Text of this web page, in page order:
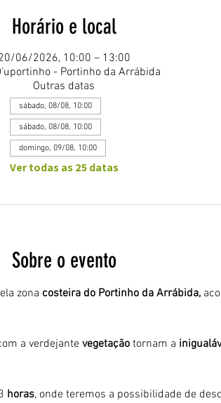
Horário e local
06/2026, 10:00 – 13:00
- Portinho da Arrábida
Outras datas
sábado, 08/08, 10:00
sábado, 08/08, 10:00
domingo, 09/08, 10:00
Ver todas as 25 datas
Sobre o evento
zona costeira do Portinho da Arrábida,
a verdejante vegetação tornam a
horas, onde teremos a possibilidade de